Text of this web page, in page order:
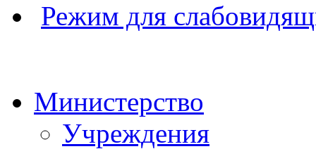
Режим для
Министерство
Учреждения